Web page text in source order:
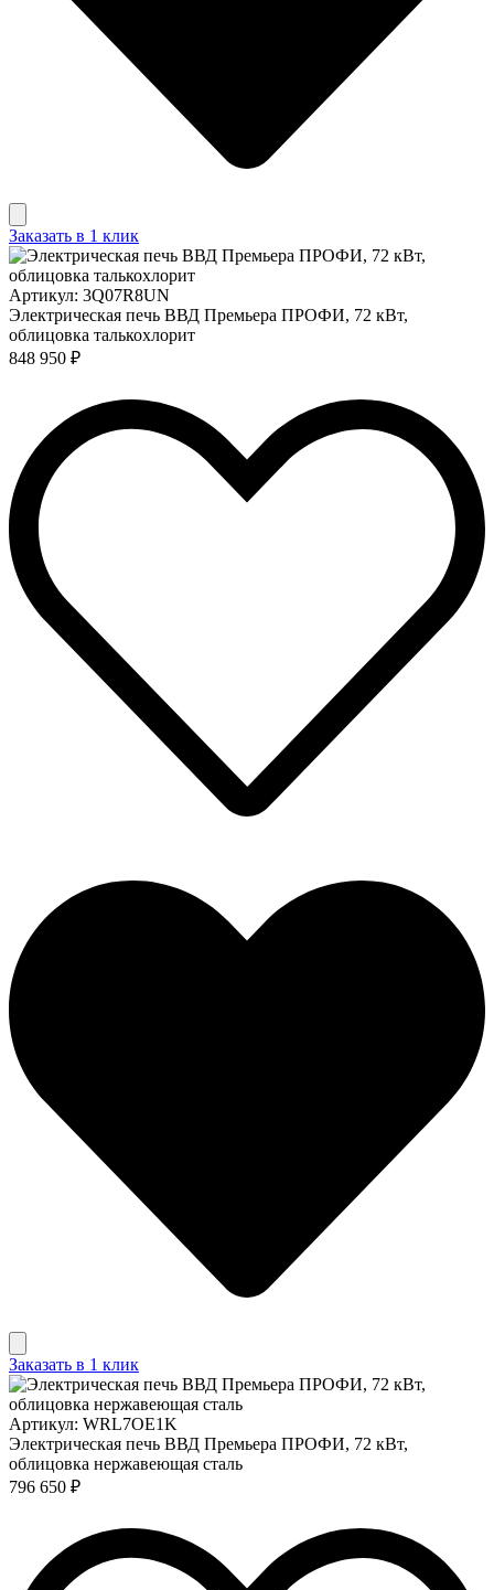
Заказать в 1 клик
Артикул: 3Q07R8UN
Электрическая печь ВВД Премьера ПРОФИ, 72 кВт,
облицовка талькохлорит
848 950 ₽
Заказать в 1 клик
Артикул: WRL7OE1K
Электрическая печь ВВД Премьера ПРОФИ, 72 кВт,
облицовка нержавеющая сталь
796 650 ₽